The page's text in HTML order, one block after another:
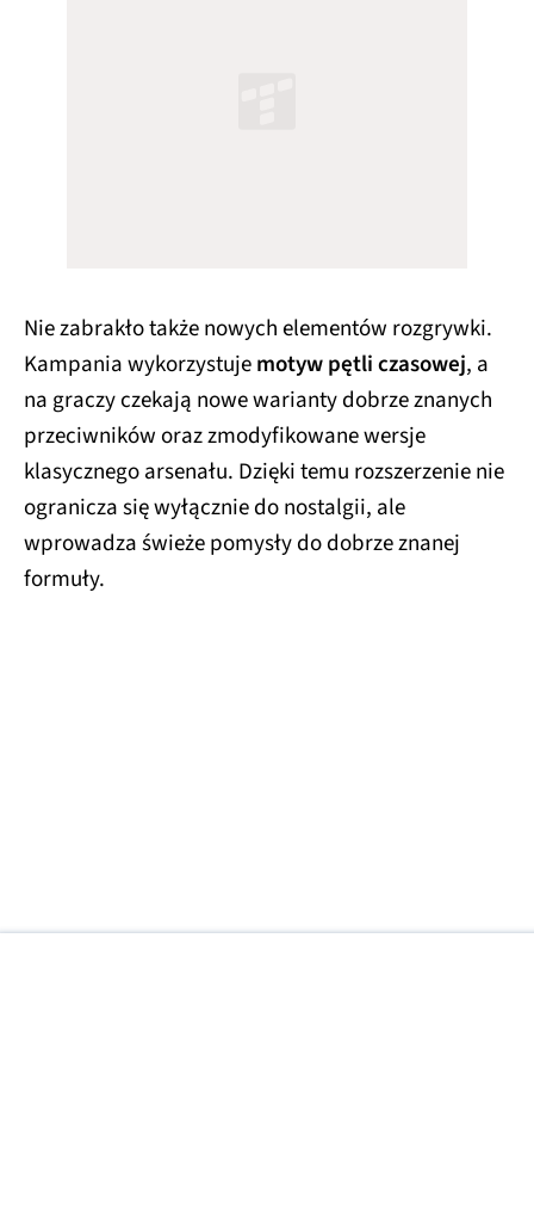
Nie zabrakło także nowych elementów rozgrywki.
Kampania wykorzystujemotyw pętli czasowej, a
na graczy czekają nowe warianty dobrze znanych
przeciwników oraz zmodyfikowane wersje
klasycznego arsenału. Dzięki temu rozszerzenie nie
ogranicza się wyłącznie do nostalgii, ale
wprowadza świeże pomysły do dobrze znanej
formuły.